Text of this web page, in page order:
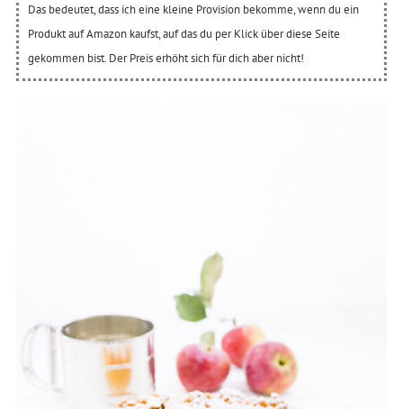
Das bedeutet, dass ich eine kleine Provision bekomme, wenn du ein
Produkt auf Amazon kaufst, auf das du per Klick über diese Seite
gekommen bist. Der Preis erhöht sich für dich aber nicht!